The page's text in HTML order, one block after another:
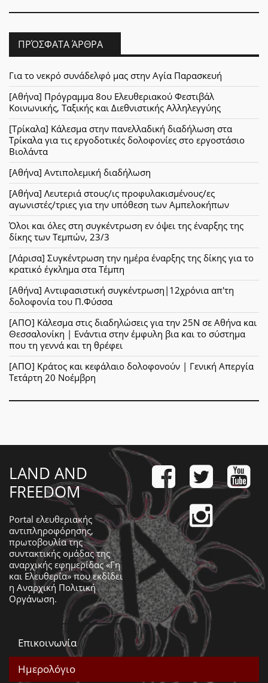
ΠΡΌΣΦΑΤΑ ΆΡΘΡΑ
Για το νεκρό συνάδελφό μας στην Αγία Παρασκευή
[Αθήνα] Πρόγραμμα 8ου Ελευθεριακού Φεστιβάλ
Κοινωνικής, Ταξικής και Διεθνιστικής Αλληλεγγύης
[Τρίκαλα] Κάλεσμα στην πανελλαδική διαδήλωση στα
Τρίκαλα για τις εργοδοτικές δολοφονίες στο εργοστάσιο
Βιολάντα
[Αθήνα] Αντιπολεμική διαδήλωση
[Αθήνα] Λευτεριά στους/ις προφυλακισμένους/ες
αγωνιστές/τριες για την υπόθεση των Αμπελοκήπων
Όλοι και όλες στη συγκέντρωση εν όψει της έναρξης της
δίκης των Τεμπών, 23/3
[Λάρισα] Συγκέντρωση την ημέρα έναρξης της δίκης για το
κρατικό έγκλημα στα Τέμπη
[Αθήνα] Αντιφασιστική συγκέντρωση|12χρόνια απ'τη
δολοφονία του Π.Φύσσα
[ΑΠΟ] Κάλεσμα στις διαδηλώσεις για την 25Ν σε Αθήνα και
Θεσσαλονίκη | Ενάντια στην έμφυλη βια και το σύστημα
που τη γεννά και τη θρέφει
[ΑΠΟ] Κράτος και κεφάλαιο δολοφονούν | Γενική Απεργία
Τετάρτη 20 Νοέμβρη
LAND AND
FREEDOM
Portal ελευθεριακής
αντιπληροφόρησης,
πρωτοβουλία της
συντακτικής ομάδας της
αναρχικής εφημερίδας «Γη
και Ελευθερία» που εκδίδει
η Αναρχική Πολιτική
Οργάνωση.
Επικοινωνία
Ημερολόγιο